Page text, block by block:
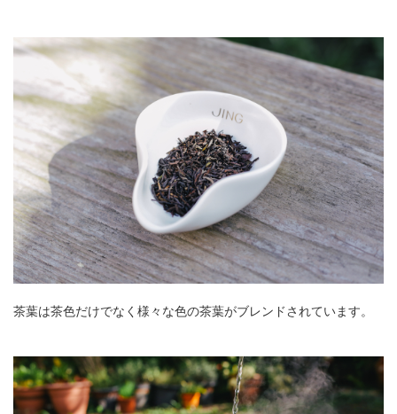
茶葉は茶色だけでなく様々な色の茶葉がブレンドされています。